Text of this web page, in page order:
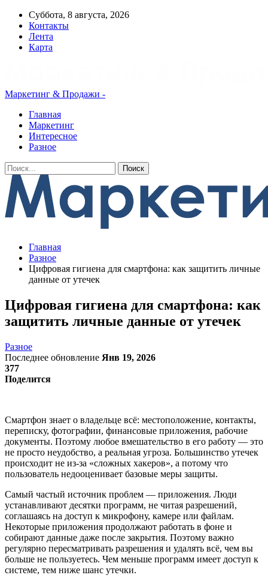
Суббота, 8 августа, 2026
Контакты
Лента
Карта
Маркетинг & Продажи -
Главная
Маркетинг
Интересное
Разное
Главная
Разное
Цифровая гигиена для смартфона: как защитить личные
данные от утечек
Цифровая гигиена для смартфона: как
защитить личные данные от утечек
Разное
Последнее обновление Янв 19, 2026
377
Поделится
Смартфон знает о владельце всё: местоположение, контакты,
переписку, фотографии, финансовые приложения, рабочие
документы. Поэтому любое вмешательство в его работу — это
не просто неудобство, а реальная угроза. Большинство утечек
происходит не из-за «сложных хакеров», а потому что
пользователь недооценивает базовые меры защиты.
Самый частый источник проблем — приложения. Люди
устанавливают десятки программ, не читая разрешений,
соглашаясь на доступ к микрофону, камере или файлам.
Некоторые приложения продолжают работать в фоне и
собирают данные даже после закрытия. Поэтому важно
регулярно пересматривать разрешения и удалять всё, чем вы
больше не пользуетесь. Чем меньше программ имеет доступ к
системе, тем ниже шанс утечки.